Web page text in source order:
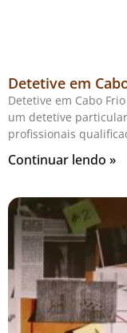
Detetive em
Detetive em Cabo
um detetive
profissionais
Continuar lendo »